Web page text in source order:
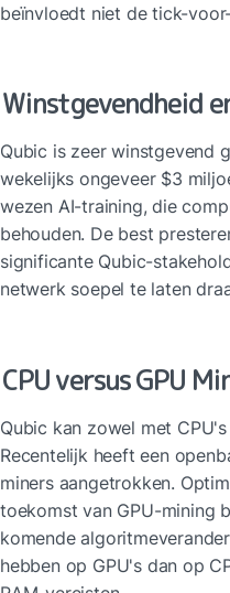
beïnvloedt niet de tick-
Winstgevendheid
Qubic is zeer winstgevend
wekelijks ongeveer $3
wezen AI-training, die
behouden. De best
significante Qubic-
netwerk soepel te laten
CPU versus GPU
Qubic kan zowel met
Recentelijk heeft een
miners aangetrokken.
toekomst van GPU-mining
komende
hebben op GPU's dan op